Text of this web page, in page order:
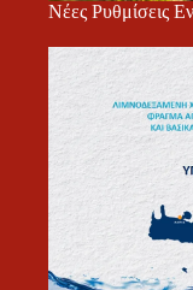
Νέες Ρυθμίσεις